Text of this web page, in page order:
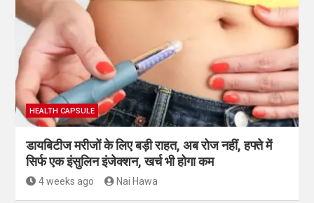
HEALTH CAPSULE
डायबिटीज मरीजों के लिए बड़ी राहत, अब रोज नहीं, हफ्ते में
सिर्फ एक इंसुलिन इंजेक्शन, खर्च भी होगा कम
4 weeks ago Nai Hawa